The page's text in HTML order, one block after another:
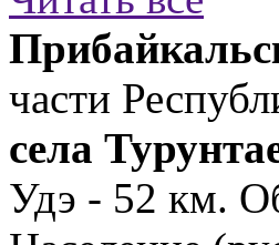
части
села
Удэ - 52 км.